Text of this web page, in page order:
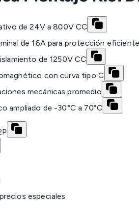
de 24V a 800V CC
de 16A para protección eficiente
de 1250V CC
con curva tipo C
mecánicas promedio
ampliado de -30°C a 70°C
especiales